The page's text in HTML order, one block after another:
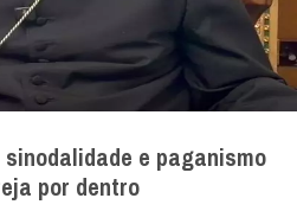
e paganismo
por dentro